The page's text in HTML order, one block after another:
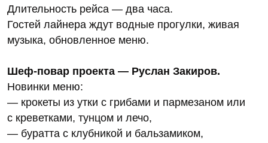
Длительность рейса — два часа.
Гостей лайнера ждут водные прогулки, живая
музыка, обновленное меню.
Шеф-повар проекта — Руслан Закиров.
Новинки меню:
— крокеты из утки с грибами и пармезаном или
с креветками, тунцом и лечо,
— буратта с клубникой и бальзамиком, ⁠